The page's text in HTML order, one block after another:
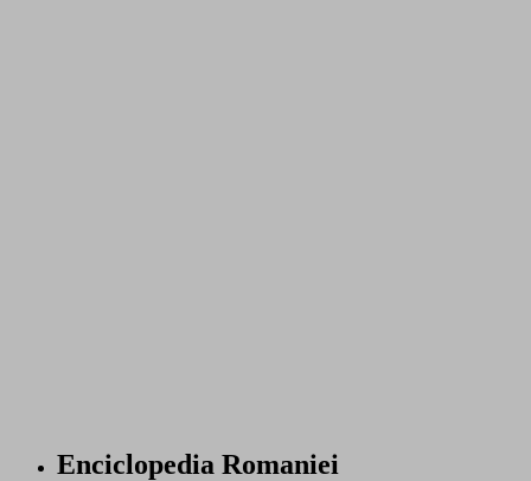
Enciclopedia Romaniei